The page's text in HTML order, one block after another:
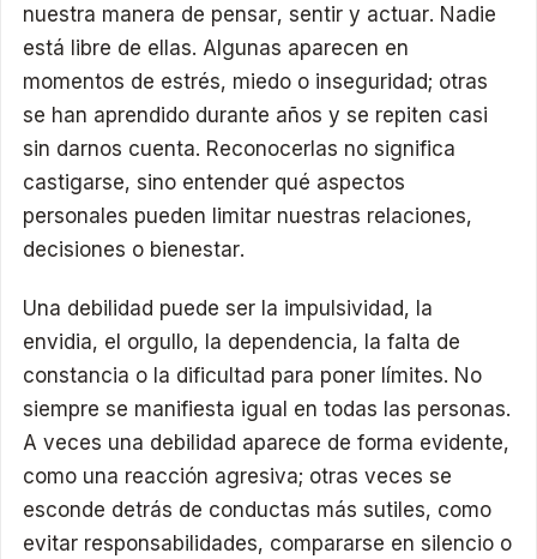
nuestra manera de pensar, sentir y actuar. Nadie
está libre de ellas. Algunas aparecen en
momentos de estrés, miedo o inseguridad; otras
se han aprendido durante años y se repiten casi
sin darnos cuenta. Reconocerlas no significa
castigarse, sino entender qué aspectos
personales pueden limitar nuestras relaciones,
decisiones o bienestar.
Una debilidad puede ser la impulsividad, la
envidia, el orgullo, la dependencia, la falta de
constancia o la dificultad para poner límites. No
siempre se manifiesta igual en todas las personas.
A veces una debilidad aparece de forma evidente,
como una reacción agresiva; otras veces se
esconde detrás de conductas más sutiles, como
evitar responsabilidades, compararse en silencio o